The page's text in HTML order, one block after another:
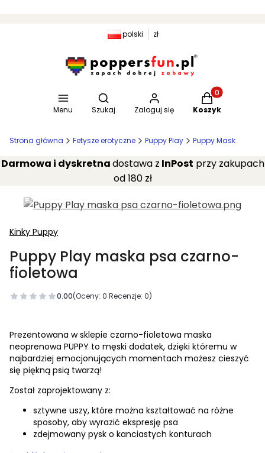
polski zł
Menu
Otwórz wyszukiwarkę
Szukaj Zaloguj się
Produkty w
Koszyk
Strona główna Fetysze erotyczne Puppy Play Puppy Mask
Darmowa i dyskretnadostawa z InPost przy zakupach
od 180 zł
Kinky Puppy
Puppy Play maska psa czarno-
fioletowa
0.00(Oceny: 0 Recenzje: 0)
Prezentowana w sklepie czarno-fioletowa maska
neoprenowa PUPPY to męski dodatek, dzięki któremu w
najbardziej emocjonujących momentach możesz cieszyć
się piękną psią twarzą!
Został zaprojektowany z:
sztywne uszy, które można kształtować na różne
sposoby, aby wyrazić ekspresję psa
zdejmowany pysk o kanciastych konturach